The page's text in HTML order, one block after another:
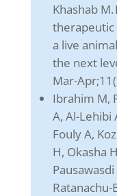
Khashab
therapeutic
a live
the next
Mar-
Ibrahim M,
A, Al-Lehibi
Fouly A,
H, Okasha
Ratanachu-